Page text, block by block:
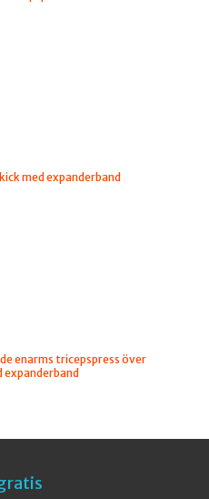
med expanderband
enarms tricepspress över
expanderband